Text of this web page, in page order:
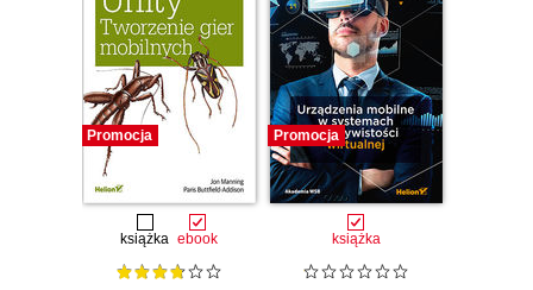
Promocja
książka ebook
Promocja
książka